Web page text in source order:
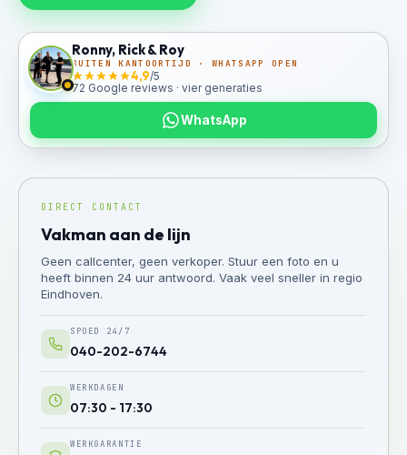
Ronny, Rick & Roy
BUITEN KANTOORTIJD · WHATSAPP OPEN
4,9/5
72 Google reviews · vier generaties
WhatsApp
DIRECT CONTACT
Vakman aan de lijn
Geen callcenter, geen verkoper. Stuur een foto en u
heeft binnen 24 uur antwoord. Vaak veel sneller in regio
Eindhoven.
SPOED 24/7
040-202-6744
WERKDAGEN
07:30 - 17:30
WERKGARANTIE